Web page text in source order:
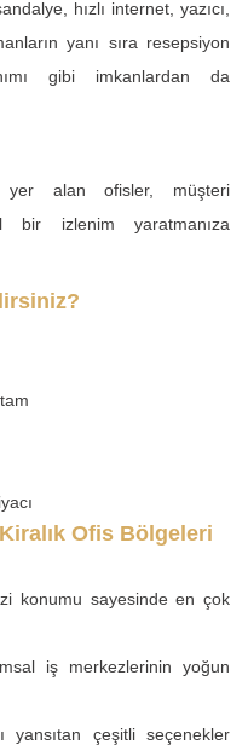
hızlı internet, yazıcı,
yanı sıra resepsiyon
gibi imkanlardan da
yer alan ofisler, müşteri
bir izlenim yaratmanıza
Ofis Bölgeleri
konumu sayesinde en çok
iş merkezlerinin yoğun
yansıtan çeşitli seçenekler